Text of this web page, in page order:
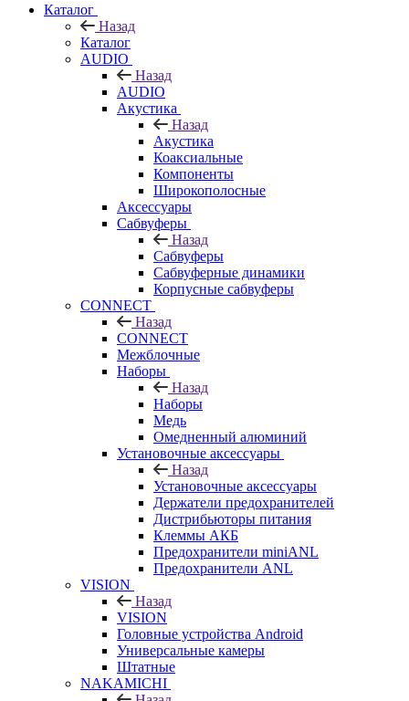
Каталог
Назад
Каталог
AUDIO
Назад
AUDIO
Акустика
Назад
Акустика
Коаксиальные
Компоненты
Широкополосные
Аксессуары
Сабвуферы
Назад
Сабвуферы
Сабвуферные динамики
Корпусные сабвуферы
CONNECT
Назад
CONNECT
Межблочные
Наборы
Назад
Наборы
Медь
Омедненный алюминий
Установочные аксессуары
Назад
Установочные аксессуары
Держатели предохранителей
Дистрибьюторы питания
Клеммы АКБ
Предохранители miniANL
Предохранители ANL
VISION
Назад
VISION
Головные устройства Android
Универсальные камеры
Штатные
NAKAMICHI